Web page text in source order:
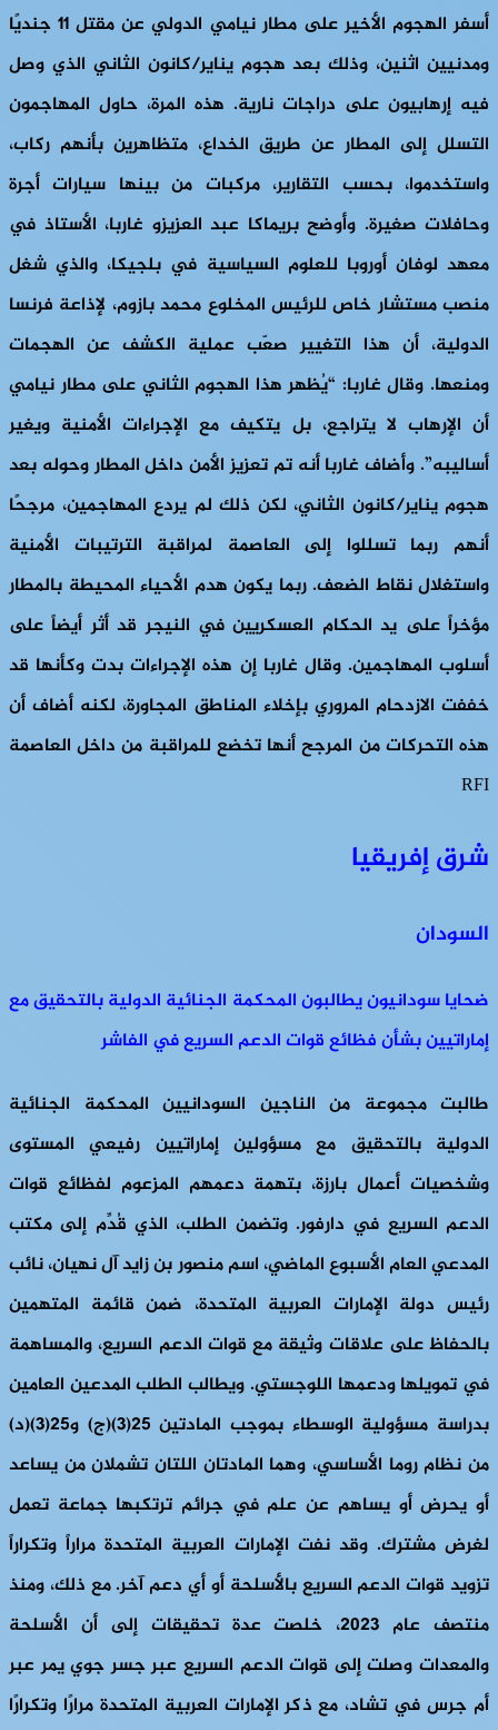
أسفر الهجوم الأخير على مطار نيامي الدولي عن مقتل 11 جنديًا
ومدنيين اثنين، وذلك بعد هجوم يناير/كانون الثاني الذي وصل
فيه إرهابيون على دراجات نارية. هذه المرة، حاول المهاجمون
التسلل إلى المطار عن طريق الخداع، متظاهرين بأنهم ركاب،
واستخدموا، بحسب التقارير، مركبات من بينها سيارات أجرة
وحافلات صغيرة. وأوضح بريماكا عبد العزيزو غاربا، الأستاذ في
معهد لوفان أوروبا للعلوم السياسية في بلجيكا، والذي شغل
منصب مستشار خاص للرئيس المخلوع محمد بازوم، لإذاعة فرنسا
الدولية، أن هذا التغيير صعّب عملية الكشف عن الهجمات
ومنعها. وقال غاربا: “يُظهر هذا الهجوم الثاني على مطار نيامي
أن الإرهاب لا يتراجع، بل يتكيف مع الإجراءات الأمنية ويغير
أساليبه”. وأضاف غاربا أنه تم تعزيز الأمن داخل المطار وحوله بعد
هجوم يناير/كانون الثاني، لكن ذلك لم يردع المهاجمين، مرجحًا
أنهم ربما تسللوا إلى العاصمة لمراقبة الترتيبات الأمنية
واستغلال نقاط الضعف. ربما يكون هدم الأحياء المحيطة بالمطار
مؤخراً على يد الحكام العسكريين في النيجر قد أثر أيضاً على
أسلوب المهاجمين. وقال غاربا إن هذه الإجراءات بدت وكأنها قد
خففت الازدحام المروري بإخلاء المناطق المجاورة، لكنه أضاف أن
هذه التحركات من المرجح أنها تخضع للمراقبة من داخل العاصمة
RFI
شرق إفريقيا
السودان
ضحايا سودانيون يطالبون المحكمة الجنائية الدولية بالتحقيق مع
إماراتيين بشأن فظائع قوات الدعم السريع في الفاشر
طالبت مجموعة من الناجين السودانيين المحكمة الجنائية
الدولية بالتحقيق مع مسؤولين إماراتيين رفيعي المستوى
وشخصيات أعمال بارزة، بتهمة دعمهم المزعوم لفظائع قوات
الدعم السريع في دارفور. وتضمن الطلب، الذي قُدِّم إلى مكتب
المدعي العام الأسبوع الماضي، اسم منصور بن زايد آل نهيان، نائب
رئيس دولة الإمارات العربية المتحدة، ضمن قائمة المتهمين
بالحفاظ على علاقات وثيقة مع قوات الدعم السريع، والمساهمة
في تمويلها ودعمها اللوجستي. ويطالب الطلب المدعين العامين
بدراسة مسؤولية الوسطاء بموجب المادتين 25(3)(ج) و25(3)(د)
من نظام روما الأساسي، وهما المادتان اللتان تشملان من يساعد
أو يحرض أو يساهم عن علم في جرائم ترتكبها جماعة تعمل
لغرض مشترك. وقد نفت الإمارات العربية المتحدة مراراً وتكراراً
تزويد قوات الدعم السريع بالأسلحة أو أي دعم آخر. مع ذلك، ومنذ
منتصف عام 2023، خلصت عدة تحقيقات إلى أن الأسلحة
والمعدات وصلت إلى قوات الدعم السريع عبر جسر جوي يمر عبر
أم جرس في تشاد، مع ذكر الإمارات العربية المتحدة مرارًا وتكرارًا